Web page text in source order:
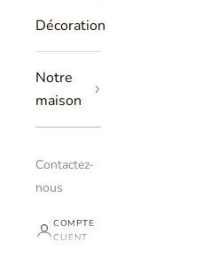
Décoration
Notre
maison
Contactez-
nous
COMPTE
CLIENT